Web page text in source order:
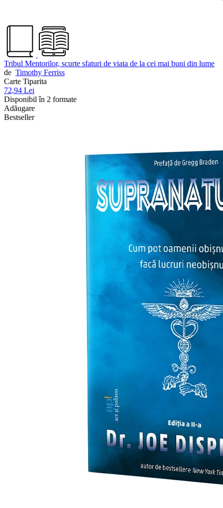
Tribul Mentorilor, scurte sfaturi de viata de la cei mai buni din lume
de Timothy Ferriss
Carte Tiparita
72,94 Lei
Disponibil în 2 formate
Adăugare
Bestseller